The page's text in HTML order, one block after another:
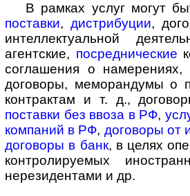
В рамках услуг могут
поставки, дистрибуции,
интеллектуальной
агентские, посреднические
соглашения о намерениях,
договоры, меморандумы о
контрактам и т. д.,
поставки без ввоза в РФ,
компаний в РФ, договоры от
договоры в банк, в целях
контролируемых
нерезидентами и др.